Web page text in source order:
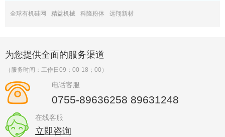
全球有机硅网 精益机械 科隆粉体 远翔新材
为您提供全面的服务渠道
（服务时间：工作日09；00-18；00）
电话客服
0755-89636258 89631248
在线客服
立即咨询